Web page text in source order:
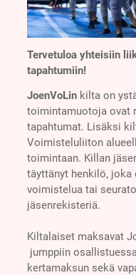
Tervetuloa yhteisiin
tapahtumiin!
JoenVoLinkilta on
toimintamuotoja ovat
tapahtumat. Lisäksi
Voimisteluliiton
toimintaan. Killan
täyttänyt henkilö, joka
voimistelua tai
jäsenrekisteriä.
Kiltalaiset maksavat
jumppiin
kertamaksun sekä